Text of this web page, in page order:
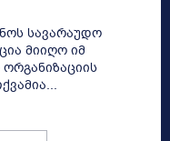
სავარაუდო
მიიღო იმ